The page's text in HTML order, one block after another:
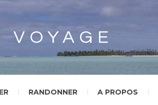
VOYAGE
RANDONNER A PROPOS